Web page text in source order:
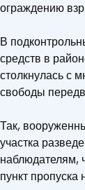
ограждению
В
средств в
столкнулась с
свободы
Так,
участка
наблюдателям,
пункт